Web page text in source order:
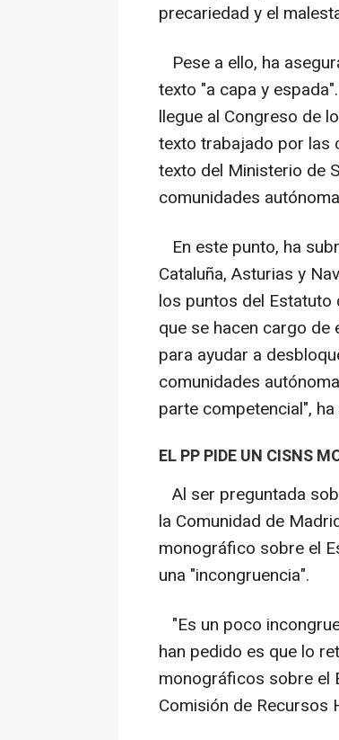
precariedad y el
Pese a ello, ha
texto "a capa y
llegue al Congreso de
texto trabajado por las
texto del Ministerio de
comunidades
En este punto, ha
Cataluña, Asturias y
los puntos del
que se hacen cargo
para ayudar a
comunidades
parte competencial",
EL PP PIDE UN CISNS
Al ser preguntada
la Comunidad de
monográfico sobre el
una "incongruencia".
"Es un poco
han pedido es que lo
monográficos sobre el
Comisión de Recursos